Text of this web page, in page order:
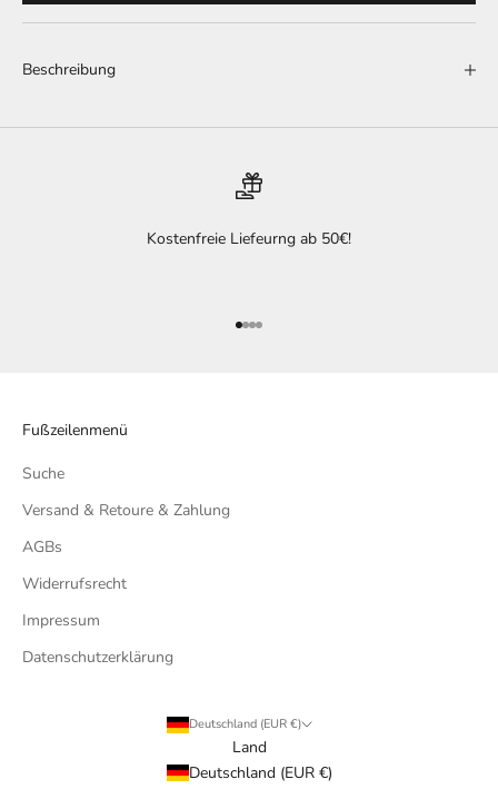
Beschreibung
Kostenfreie Liefeurng ab 50€!
Gehe zu Element 1
Gehe zu Element 2
Gehe zu Element 3
Gehe zu Element 4
Fußzeilenmenü
Suche
Versand & Retoure & Zahlung
AGBs
Widerrufsrecht
Impressum
Datenschutzerklärung
Deutschland (EUR €)
Land
Deutschland (EUR €)